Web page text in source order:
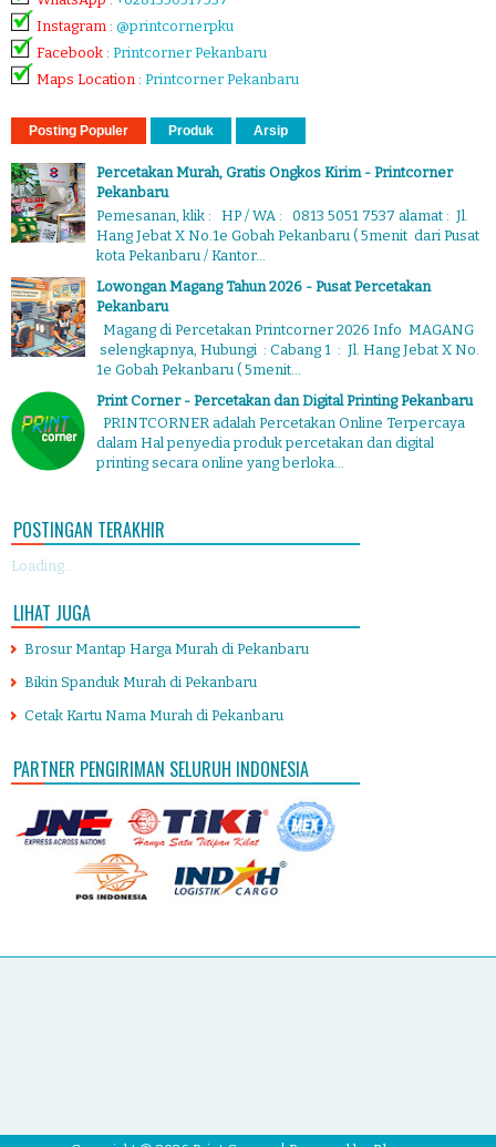
Instagram : @printcornerpku
Facebook : Printcorner Pekanbaru
Maps Location : Printcorner Pekanbaru
Posting Populer Produk Arsip
Percetakan Murah, Gratis Ongkos Kirim - Printcorner
Pekanbaru
Pemesanan, klik : HP / WA : 0813 5051 7537 alamat : Jl.
Hang Jebat X No.1e Gobah Pekanbaru ( 5menit dari Pusat
kota Pekanbaru / Kantor...
Lowongan Magang Tahun 2026 - Pusat Percetakan
Pekanbaru
Magang di Percetakan Printcorner 2026 Info MAGANG
selengkapnya, Hubungi : Cabang 1 : Jl. Hang Jebat X No.
1e Gobah Pekanbaru ( 5menit...
Print Corner - Percetakan dan Digital Printing Pekanbaru
PRINTCORNER adalah Percetakan Online Terpercaya
dalam Hal penyedia produk percetakan dan digital
printing secara online yang berloka...
POSTINGAN TERAKHIR
Loading...
LIHAT JUGA
Brosur Mantap Harga Murah di Pekanbaru
Bikin Spanduk Murah di Pekanbaru
Cetak Kartu Nama Murah di Pekanbaru
PARTNER PENGIRIMAN SELURUH INDONESIA